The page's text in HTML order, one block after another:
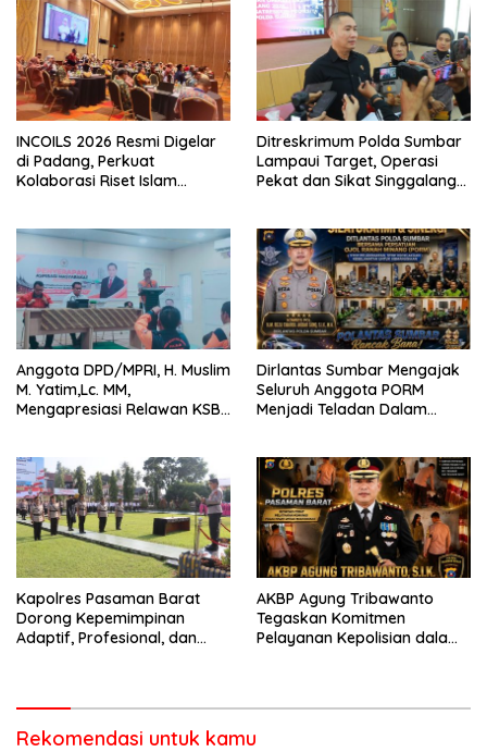
INCOILS 2026 Resmi Digelar
di Padang, Perkuat
Kolaborasi Riset Islam
Ditreskrimum Polda Sumbar
Lampaui Target, Operasi
Pekat dan Sikat Singgalang
Anggota DPD/MPRI, H. Muslim
M. Yatim,Lc. MM,
Mengapresiasi Relawan KSB
Bencana
Dirlantas Sumbar Mengajak
Seluruh Anggota PORM
Menjadi Teladan Dalam
Perlengkapan Keselamatan
Berkendara
Kapolres Pasaman Barat
Dorong Kepemimpinan
Adaptif, Profesional, dan
AKBP Agung Tribawanto
Tegaskan Komitmen
Pelayanan Kepolisian dalam
Rekomendasi untuk kamu